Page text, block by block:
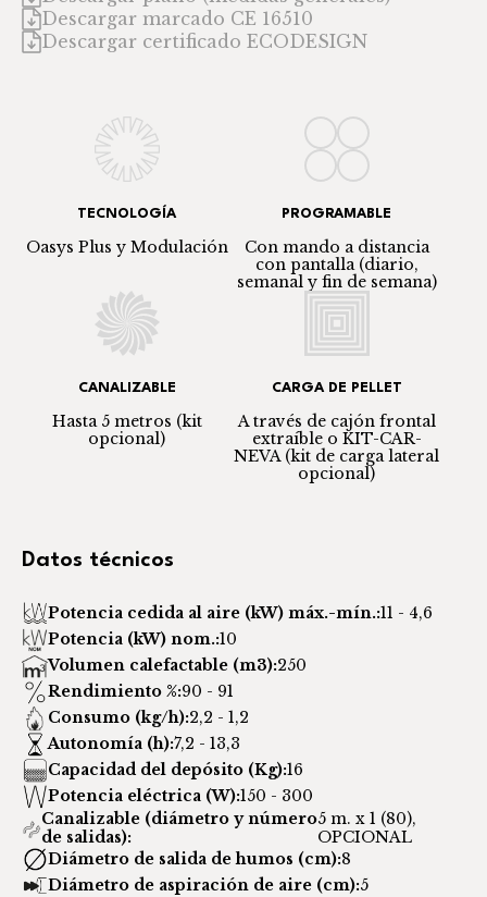
Descargar marcado CE 16510
Descargar certificado ECODESIGN
TECNOLOGÍA
Oasys Plus y Modulación
PROGRAMABLE
Con mando a distancia
con pantalla (diario,
semanal y fin de semana)
CANALIZABLE
Hasta 5 metros (kit
opcional)
CARGA DE PELLET
A través de cajón frontal
extraíble o KIT-CAR-
NEVA (kit de carga lateral
opcional)
Datos técnicos
Potencia cedida al aire (kW) máx.-mín.:11 - 4,6
Potencia (kW) nom.:10
Volumen calefactable (m3):250
Rendimiento %:90 - 91
Consumo (kg/h):2,2 - 1,2
Autonomía (h):7,2 - 13,3
Capacidad del depósito (Kg):16
Potencia eléctrica (W):150 - 300
Canalizable (diámetro y número
de salidas):
5 m. x 1 (80),
OPCIONAL
Diámetro de salida de humos (cm):8
Diámetro de aspiración de aire (cm):5